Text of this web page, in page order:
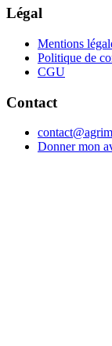
Légal
Mentions
Politique de
CGU
Contact
Donner mon